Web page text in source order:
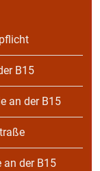
B15
an der B15
an der B15